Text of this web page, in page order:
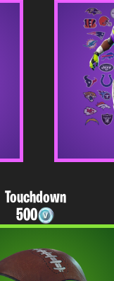
Touchdown
500